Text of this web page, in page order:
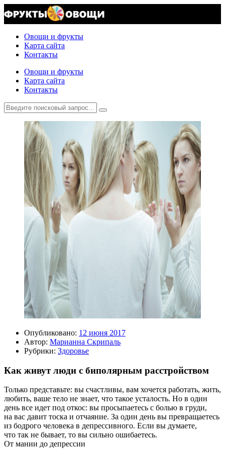
Овощи и фрукты
Карта сайта
Контакты
Овощи и фрукты
Карта сайта
Контакты
Опубликовано: 12 июня 2017
Автор: Марианна Скрипаль
Рубрики: Здоровье
Как живут люди с биполярным расстройством
Только представьте: вы счастливы, вам хочется работать, жить,
любить, ваше тело не знает, что такое усталость. Но в один
день все идет под откос: вы просыпаетесь с болью в груди,
на вас давит тоска и отчаяние. За один день вы превращаетесь
из бодрого человека в депрессивного. Если вы думаете,
что так не бывает, то вы сильно ошибаетесь.
От мании до депрессии